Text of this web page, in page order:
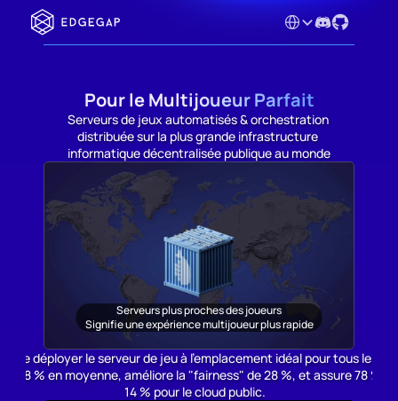
Select Language
Pour le Multijoueur Parfait
Serveurs de jeux automatisés & orchestration
distribuée sur la plus grande infrastructure
informatique décentralisée publique au monde
Serveurs plus proches des joueurs
Signifie une expérience multijoueur plus rapide
de déployer le serveur de jeu à l'emplacement idéal pour tous les
58 % en moyenne, améliore la "fairness" de 28 %, et assure 78 %
14 % pour le cloud public.